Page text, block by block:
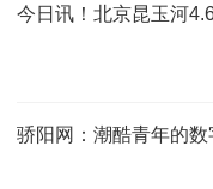
今日讯！北京昆玉河
骄阳网：潮酷青年的